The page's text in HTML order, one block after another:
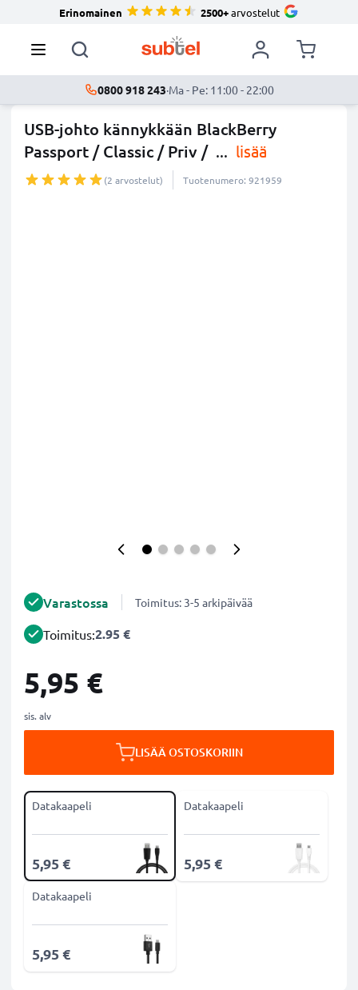
Erinomainen 2500+arvostelut
0800 918 243·Ma - Pe: 11:00 - 22:00
USB-johto kännykkään BlackBerry
Passport / Classic / Priv / ... lisää
(2 arvostelut) Tuotenumero: 921959
Varastossa Toimitus: 3-5 arkipäivää
Toimitus:2.95 €
5,95 €
sis. alv
LISÄÄ OSTOSKORIIN
Datakaapeli
5,95 €
Datakaapeli
5,95 €
Datakaapeli
5,95 €